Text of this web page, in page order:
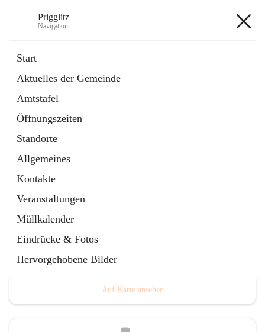
Prigglitz
Navigation
Start
Aktuelles der Gemeinde
Amtstafel
Öffnungszeiten
Standorte
Allgemeines
Kontakte
Veranstaltungen
Müllkalender
Eindrücke & Fotos
Hervorgehobene Bilder
Externe Webseite
in
Tab
Gemeindezeitung
Ordner
öffnet
in
neuem
Tab
Hauptadresse
Auf Karte ansehen